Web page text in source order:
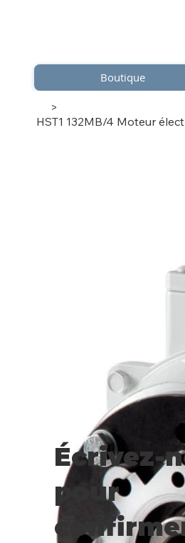
Boutique
>
HST1 132MB/4 Moteur
Écrivez-
pour